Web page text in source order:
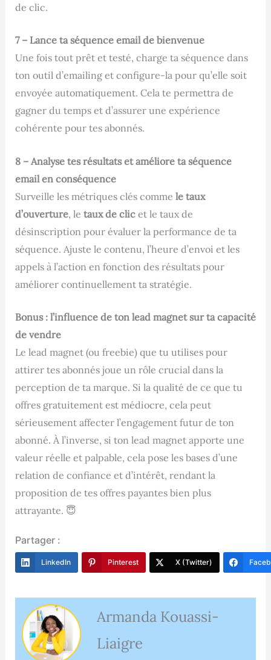
de clic.
7 – Lance ta séquence email de bienvenue
Une fois tout prêt et testé, charge ta séquence dans
ton outil d’emailing et configure-la pour qu’elle soit
envoyée automatiquement. Cela te permettra de
gagner du temps et d’assurer une expérience
cohérente pour tes abonnés.
8 – Analyse tes résultats et améliore ta séquence
email en conséquence
Surveille les métriques clés comme le taux
d’ouverture, le taux de clicet le taux de
désinscription pour évaluer la performance de ta
séquence. Ajuste le contenu, l’heure d’envoi et les
appels à l’action en fonction des résultats pour
améliorer continuellement ta stratégie.
Bonus : l’influence de ton lead magnet sur ta capacité
de vendre
Le lead magnet (ou freebie) que tu utilises pour
attirer tes abonnés joue un rôle crucial dans la
perception de ta marque. Si la qualité de ce que tu
offres gratuitement est médiocre, cela peut
sérieusement affecter l’engagement futur de ton
abonné. À l’inverse, si ton lead magnet apporte une
valeur réelle et palpable, cela pose les bases d’une
relation de confiance et d’intérêt, rendant la
proposition de tes offres payantes bien plus
attrayante. 😇
Partager :
LinkedIn Pinterest X (Twitter)
Armanda Kouassi-
Liaigre